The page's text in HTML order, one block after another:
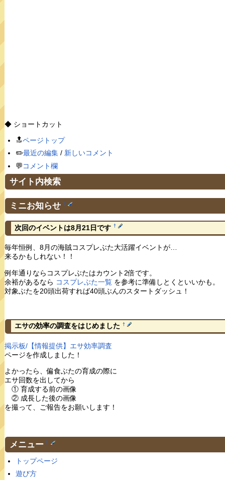
◆ ショートカット
🔝ページトップ
✏️最近の編集/ 新しいコメント
💬コメント欄
サイト内検索
ミニお知らせ †
次回のイベントは8月21日です †
毎年恒例、8月の海賊コスプレぶた大活躍イベントが…
来るかもしれない！！
例年通りならコスプレぶたはカウント2倍です。
余裕があるなら コスプレぶた一覧を参考に準備しとくといいかも。
対象ぶたを20頭出荷すれば40頭ぶんのスタートダッシュ！
エサの効率の調査をはじめました †
掲示板/【情報提供】エサ効率調査
ページを作成しました！
よかったら、偏食ぶたの育成の際に
エサ回数を出してから
① 育成する前の画像
② 成長した後の画像
を撮って、ご報告をお願いします！
メニュー †
トップページ
遊び方